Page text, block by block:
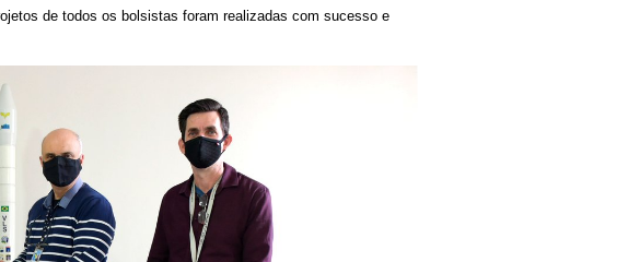
de todos os bolsistas foram realizadas com sucesso e